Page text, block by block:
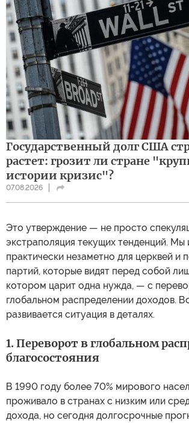
Государственный долг США
растет: грозит ли стране
истории кризис"?
07.08.2026
Это утверждение — не просто
экстраполяция текущих тенденций.
практически незаметно для церквей и
партий, которые видят перед собой
котором царит одна нужда, — с
глобальном распределении доходов.
развивается ситуация в деталях.
1. Переворот в глобальном
благосостояния
В 1990 году более 70% мирового
проживало в странах с низким или
дохода, но сегодня долгосрочные